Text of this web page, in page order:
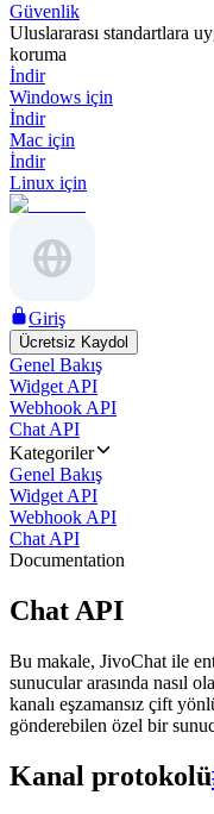
Güvenlik
Uluslararası standartlara
koruma
İndir
Windows için
İndir
Mac için
İndir
Linux için
Giriş
Ücretsiz Kaydol
Genel Bakış
Widget API
Webhook API
Chat API
Kategoriler
Genel Bakış
Widget API
Webhook API
Chat API
Documentation
Chat API
Bu makale, JivoChat ile
sunucular arasında nasıl
kanalı eşzamansız çift
gönderebilen özel bir
Kanal protokolü